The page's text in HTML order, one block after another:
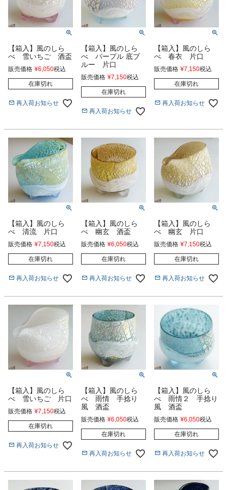
【箱入】風のしら
べ 雪いちご 酒盃
販売価格 ¥6,050税込
在庫切れ
再入荷お知らせ
【箱入】風のしら
べ パープル 底ブ
ルー 片口
販売価格 ¥7,150税込
在庫切れ
再入荷お知らせ
【箱入】風のしら
べ 春衣 片口
販売価格 ¥7,150税込
在庫切れ
再入荷お知らせ
【箱入】風のしら
べ 清流 片口
販売価格 ¥7,150税込
在庫切れ
再入荷お知らせ
【箱入】風のしら
べ 幽玄 酒盃
販売価格 ¥6,050税込
在庫切れ
再入荷お知らせ
【箱入】風のしら
べ 幽玄 片口
販売価格 ¥7,150税込
在庫切れ
再入荷お知らせ
【箱入】風のしら
べ 雪いちご 片口
販売価格 ¥7,150税込
在庫切れ
再入荷お知らせ
【箱入】風のしら
べ 雨情 手捻り
風 酒盃
販売価格 ¥6,050税込
在庫切れ
再入荷お知らせ
【箱入】風のしら
べ 雨情２ 手捻り
風 酒盃
販売価格 ¥6,050税込
在庫切れ
再入荷お知らせ